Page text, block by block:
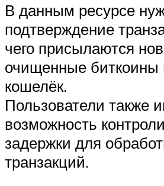
В данным ресурсе
подтверждение
чего присылаются
очищенные биткоины
кошелёк.
Пользователи также
возможность
задержки для
транзакций.